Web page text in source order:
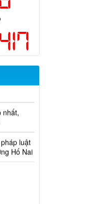
thực
triển
kỳ
nhất mỗi
luật
Hố Nai